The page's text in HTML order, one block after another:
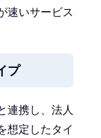
速いサービス
プ
連携し、法人
想定したタイ